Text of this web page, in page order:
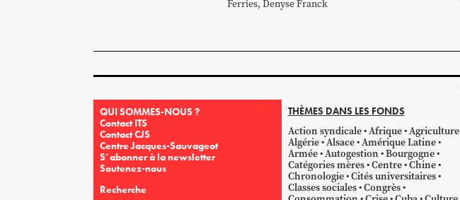
Ferries, DenyseFranck
QUI SOMMES-NOUS ?
Contact ITS
Contact CJS
Centre Jacques-Sauvageot
S’abonner à la newsletter
Soutenez-nous
Recherche
THÈMES DANS LES FONDS
Action syndicale Afrique Agriculture
Algérie Alsace Amérique Latine
Armée Autogestion Bourgogne
Catégories mères Centre Chine
Chronologie Cités universitaires
Classes sociales Congrès